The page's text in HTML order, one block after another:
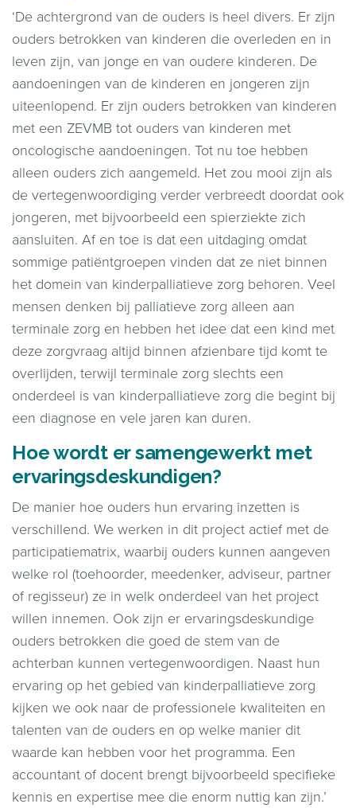
‘De achtergrond van de ouders is heel divers. Er zijn
ouders betrokken van kinderen die overleden en in
leven zijn, van jonge en van oudere kinderen. De
aandoeningen van de kinderen en jongeren zijn
uiteenlopend. Er zijn ouders betrokken van kinderen
met een ZEVMB tot ouders van kinderen met
oncologische aandoeningen. Tot nu toe hebben
alleen ouders zich aangemeld. Het zou mooi zijn als
de vertegenwoordiging verder verbreedt doordat ook
jongeren, met bijvoorbeeld een spierziekte zich
aansluiten. Af en toe is dat een uitdaging omdat
sommige patiëntgroepen vinden dat ze niet binnen
het domein van kinderpalliatieve zorg behoren. Veel
mensen denken bij palliatieve zorg alleen aan
terminale zorg en hebben het idee dat een kind met
deze zorgvraag altijd binnen afzienbare tijd komt te
overlijden, terwijl terminale zorg slechts een
onderdeel is van kinderpalliatieve zorg die begint bij
een diagnose en vele jaren kan duren.
Hoe wordt er samengewerkt met
ervaringsdeskundigen?
De manier hoe ouders hun ervaring inzetten is
verschillend. We werken in dit project actief met de
participatiematrix, waarbij ouders kunnen aangeven
welke rol (toehoorder, meedenker, adviseur, partner
of regisseur) ze in welk onderdeel van het project
willen innemen. Ook zijn er ervaringsdeskundige
ouders betrokken die goed de stem van de
achterban kunnen vertegenwoordigen. Naast hun
ervaring op het gebied van kinderpalliatieve zorg
kijken we ook naar de professionele kwaliteiten en
talenten van de ouders en op welke manier dit
waarde kan hebben voor het programma. Een
accountant of docent brengt bijvoorbeeld specifieke
kennis en expertise mee die enorm nuttig kan zijn.’